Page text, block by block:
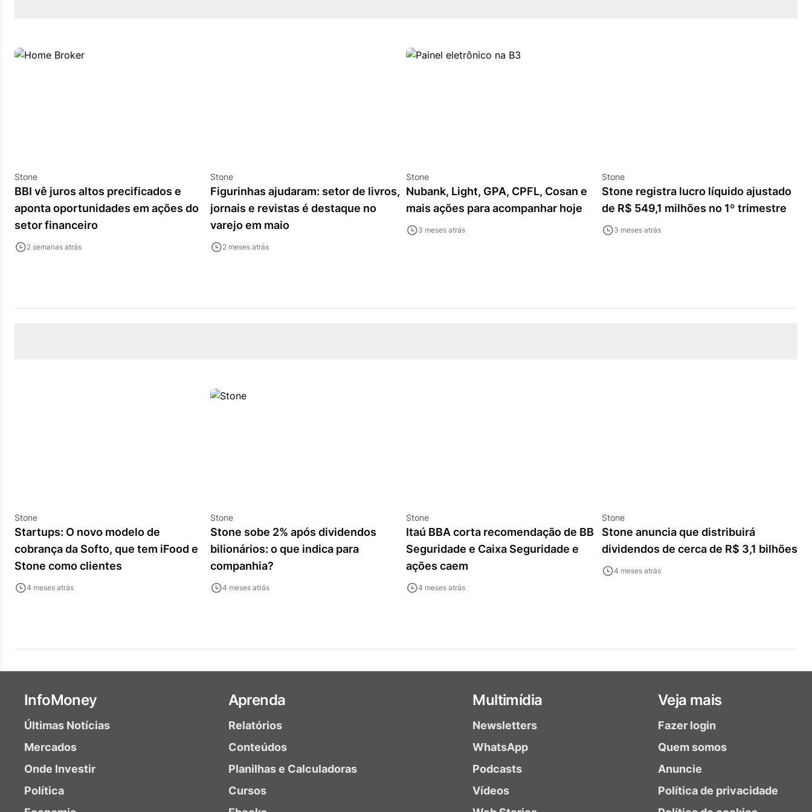
Stone
BBI vê juros altos precificados e
aponta oportunidades em ações do
setor financeiro
2 semanas atrás
Stone
Figurinhas ajudaram: setor de livros,
jornais e revistas é destaque no
varejo em maio
2 meses atrás
Stone
Nubank, Light, GPA, CPFL, Cosan e
mais ações para acompanhar hoje
3 meses atrás
Stone
Stone registra lucro líquido ajustado
de R$ 549,1 milhões no 1º trimestre
3 meses atrás
Stone
Startups: O novo modelo de
cobrança da Softo, que tem iFood e
Stone como clientes
4 meses atrás
Stone
Stone sobe 2% após dividendos
bilionários: o que indica para
companhia?
4 meses atrás
Stone
Itaú BBA corta recomendação de BB
Seguridade e Caixa Seguridade e
ações caem
4 meses atrás
Stone
Stone anuncia que distribuirá
dividendos de cerca de R$ 3,1 bilhões
4 meses atrás
InfoMoney
Últimas Notícias
Mercados
Onde Investir
Política
Aprenda
Relatórios
Conteúdos
Planilhas e Calculadoras
Cursos
Multimídia
Newsletters
WhatsApp
Podcasts
Vídeos
Veja mais
Fazer login
Quem somos
Anuncie
Política de privacidade